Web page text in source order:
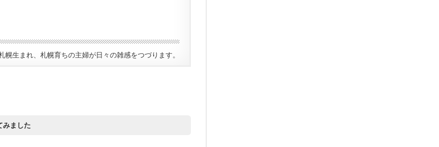
幌生まれ、札幌育ちの主婦が日々の雑感をつづります。
みました